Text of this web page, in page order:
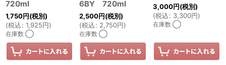
720ml
1,750円(税別)
(税込: 1,925円)
在庫数 ◯
6BY 720ml
2,500円(税別)
(税込: 2,750円)
在庫数 ◯
3,000円(税別)
(税込: 3,300円)
在庫数 ◯